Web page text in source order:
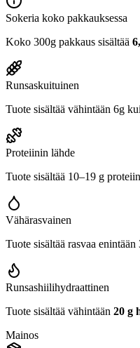
Sokeria koko pakkauksessa
Koko 300g pakkaus sisältää
Runsaskuituinen
Tuote sisältää vähintään 6g
Proteiinin lähde
Tuote sisältää 10–19 g
Vähärasvainen
Tuote sisältää rasvaa enintään
Runsashiilihydraattinen
Tuote sisältää vähintään 20 g
Mainos